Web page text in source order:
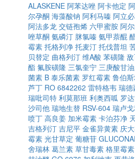
ALASKENE 阿苯达唑 阿卡他定
尔孕酮 海藻酸钠 阿利马嗪 阿立
阿法多龙 交链孢烯 六甲蜜胺 阿
唑草酮 氨磷汀 脒氯嗪 氨甲萘醌
霉素 托格列净 托麦汀 托伐普坦
贝替定 曲格列汀 维A酸 苯磺隆
酯 氟胺磺隆 三氯奎宁 三庚酸甘
菌素 B 泰乐菌素 罗红霉素 鲁伯
芦丁 RO 6842262 雷特格韦 瑞德
瑞吡司特 利莫那班 利奥西呱 罗
沙司他 瑞地生替 RSV-604 瑞卢
喷丁 高良姜 加米霉素 卡泊芬净
吉格列汀 吉尼平 金雀异黄素 庆
霉素 光甘草定 葡糖苷
舍瑞林 葛兰素 草甘毒素 格里霉素